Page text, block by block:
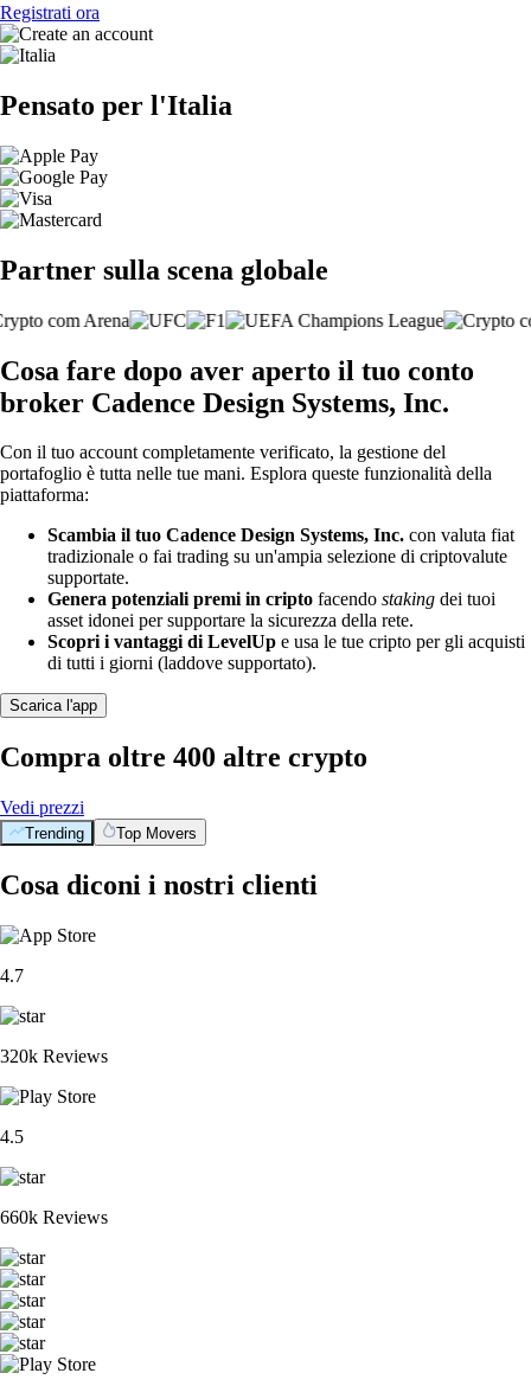
Registrati ora
Pensato per l'Italia
Partner sulla scena globale
Cosa fare dopo aver aperto il tuo conto
broker Cadence Design Systems, Inc.
Con il tuo account completamente verificato, la gestione del
portafoglio è tutta nelle tue mani. Esplora queste funzionalità della
piattaforma:
Scambia il tuo Cadence Design Systems, Inc. con valuta fiat
tradizionale o fai trading su un'ampia selezione di criptovalute
supportate.
Genera potenziali premi in cripto facendo staking dei tuoi
asset idonei per supportare la sicurezza della rete.
Scopri i vantaggi di LevelUp e usa le tue cripto per gli acquisti
di tutti i giorni (laddove supportato).
Scarica l'app
Compra oltre 400 altre crypto
Vedi prezzi
Trending Top Movers
Cosa diconi i nostri clienti
4.7
320k Reviews
4.5
660k Reviews